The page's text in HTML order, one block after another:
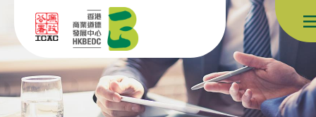
跳到內容（按回車鍵）